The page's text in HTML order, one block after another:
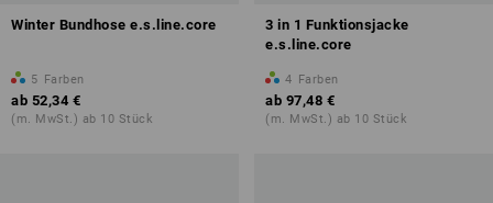
Winter Bundhose e.s.line.core
5 Farben
ab 52,34 €
(m. MwSt.) ab 10 Stück
3 in 1 Funktionsjacke
e.s.line.core
4 Farben
ab 97,48 €
(m. MwSt.) ab 10 Stück